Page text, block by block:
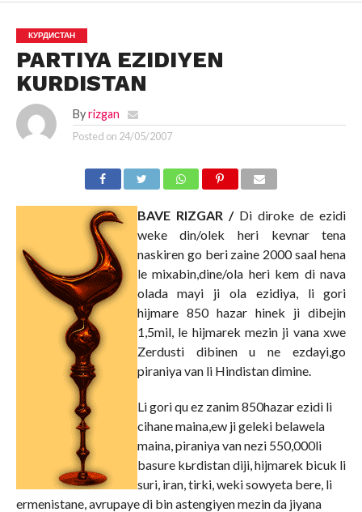
КУРДИСТАН
PARTIYA EZIDIYEN
KURDISTAN
By rizgan
Posted on 24/05/2007
BAVE RIZGAR / Di diroke de ezidi
weke din/olek heri kevnar tena
naskiren go beri zaine 2000 saal hena
le mixabin,dine/ola heri kem di nava
olada mayi ji ola ezidiya, li gori
hijmare 850 hazar hinek ji dibejin
1,5mil, le hijmarek mezin ji vana xwe
Zerdusti dibinen u ne ezdayi,go
piraniya van li Hindistan dimine.
Li gori qu ez zanim 850hazar ezidi li
cihane maina,ew ji geleki belawela
maina, piraniya van nezi 550,000li
basure kьrdistan diji, hijmarek bicuk li
suri, iran, tirki, weki sowyeta bere, li
ermenistane, avrupaye di bin astengiyen mezin da jiyana